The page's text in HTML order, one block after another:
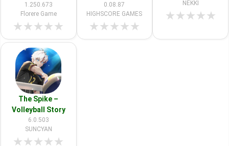
1.250.673
Florere Game
★★★★★
0.08.87
HIGHSCORE GAMES
★★★★★
NEKKI
★★★★★
The Spike –
Volleyball Story
6.0.503
SUNCYAN
★★★★★